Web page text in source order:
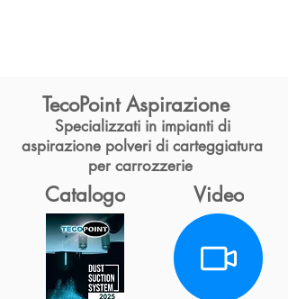
TecoPoint Aspirazione
Specializzati in impianti di
aspirazione polveri di carteggiatura
per carrozzerie
Catalogo Video